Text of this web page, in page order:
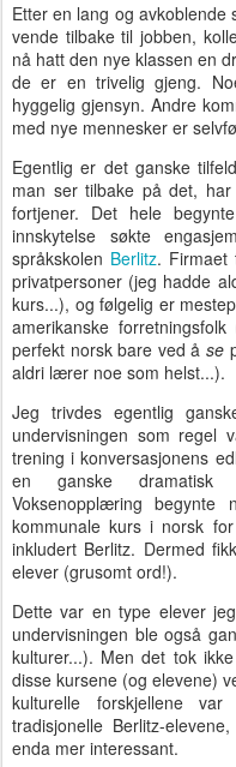
Etter en lang og
vende tilbake til jobben,
nå hatt den nye klassen en
de er en trivelig gjeng.
hyggelig gjensyn. Andre
med nye mennesker er
Egentlig er det ganske
man ser tilbake på det,
fortjener. Det hele
innskytelse søkte
språkskolen Berlitz. Firmaet
privatpersoner (jeg hadde
kurs...), og følgelig er
amerikanske
perfekt norsk bare ved å se
aldri lærer noe som helst...).
Jeg trivdes egentlig
undervisningen som regel
trening i konversasjonens
en ganske dramatisk
Voksenopplæring
kommunale kurs i norsk
inkludert Berlitz. Dermed
elever (grusomt ord!).
Dette var en type elever
undervisningen ble også
kulturer...). Men det tok
disse kursene (og elevene)
kulturelle forskjellene
tradisjonelle Berlitz-
enda mer interessant.